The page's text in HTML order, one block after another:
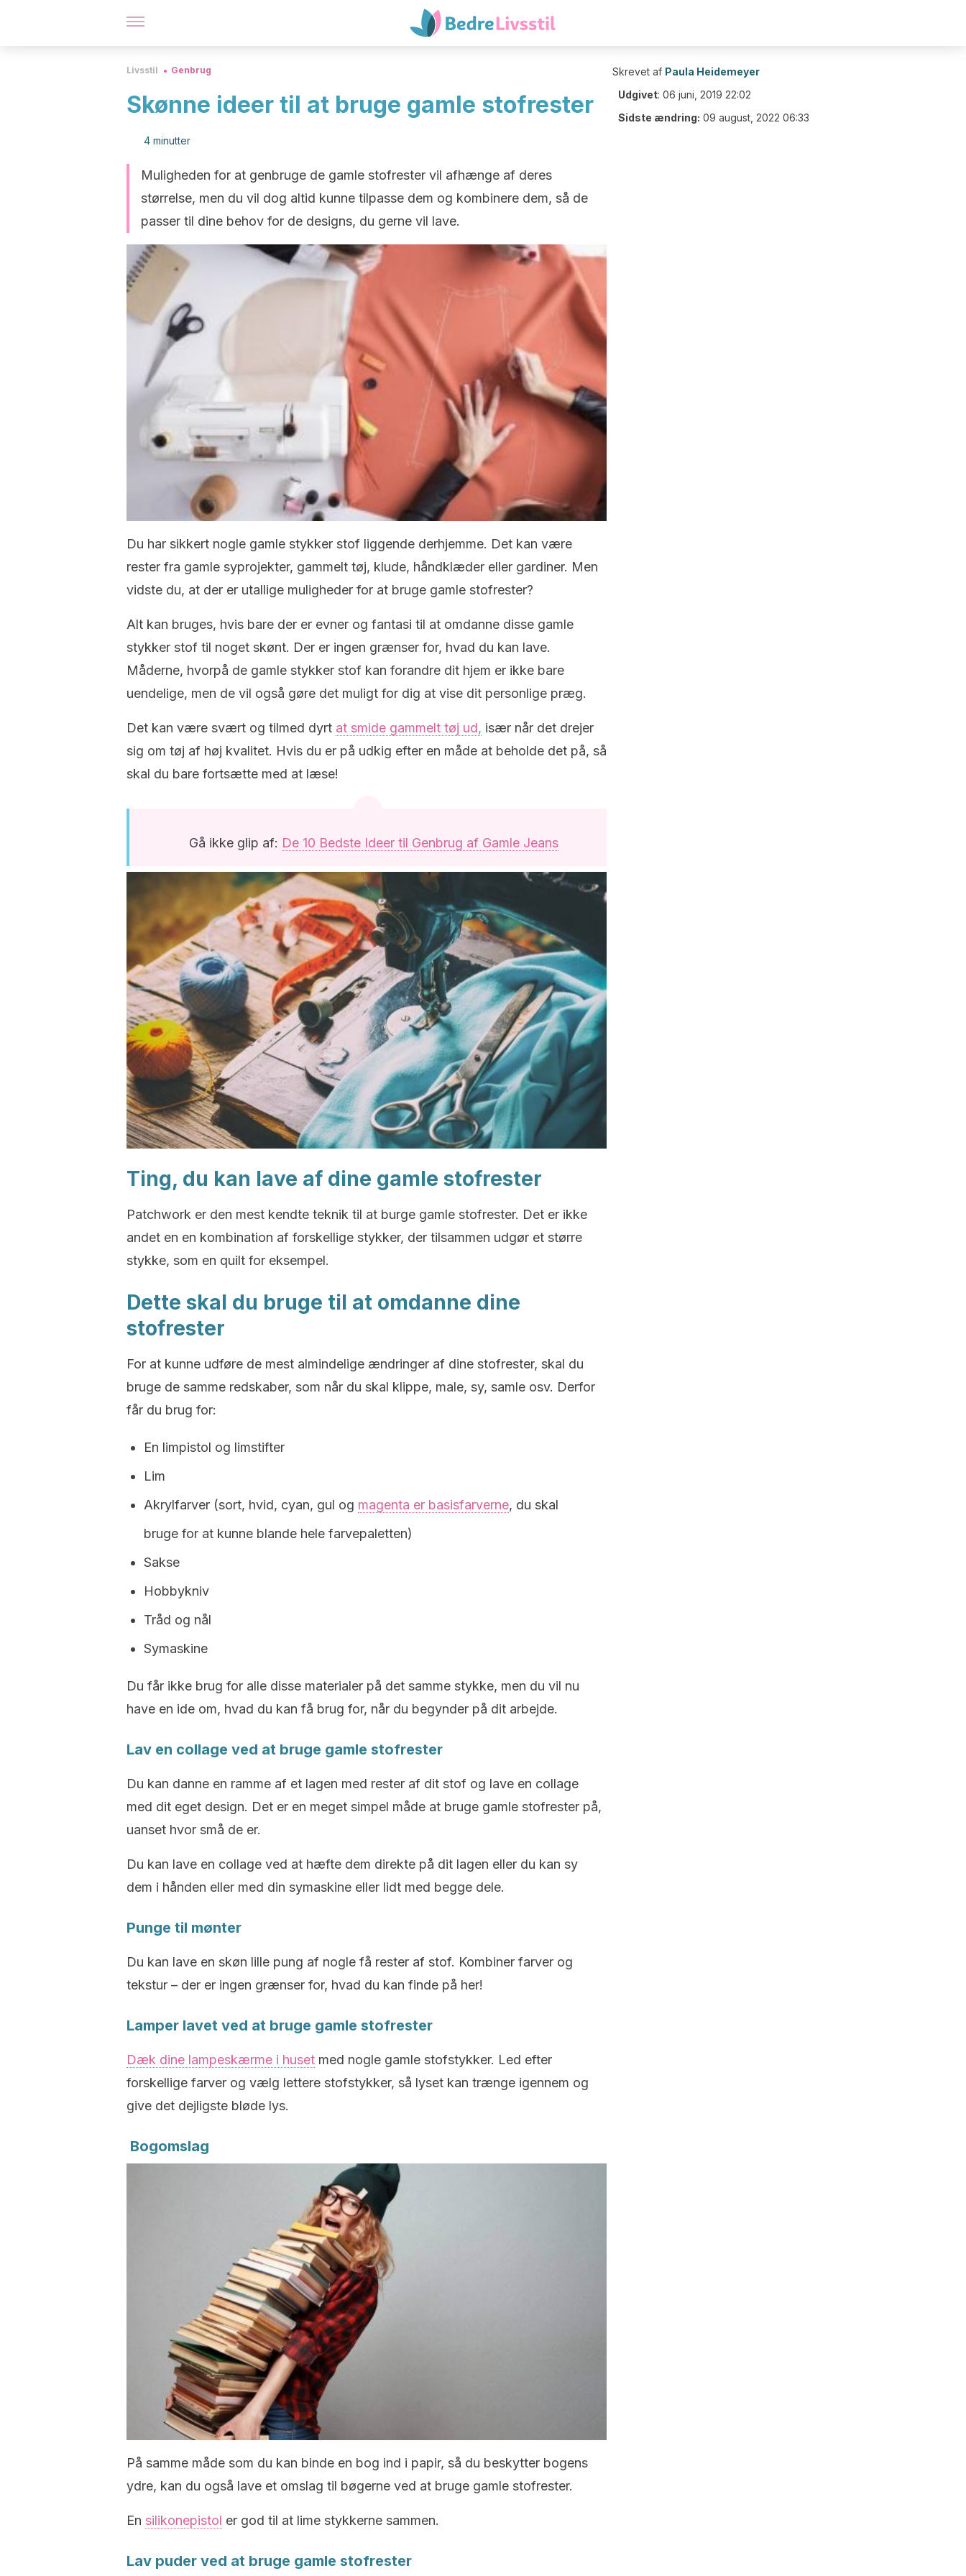
Livsstil Genbrug
Skønne ideer til at bruge gamle stofrester
4 minutter
Muligheden for at genbruge de gamle stofrester vil afhænge af deres
størrelse, men du vil dog altid kunne tilpasse dem og kombinere dem, så de
passer til dine behov for de designs, du gerne vil lave.
Du har sikkert nogle gamle stykker stof liggende derhjemme. Det kan være
rester fra gamle syprojekter, gammelt tøj, klude, håndklæder eller gardiner. Men
vidste du, at der er utallige muligheder for at bruge gamle stofrester?
Alt kan bruges, hvis bare der er evner og fantasi til at omdanne disse gamle
stykker stof til noget skønt. Der er ingen grænser for, hvad du kan lave.
Måderne, hvorpå de gamle stykker stof kan forandre dit hjem er ikke bare
uendelige, men de vil også gøre det muligt for dig at vise dit personlige præg.
Det kan være svært og tilmed dyrt at smide gammelt tøj ud, især når det drejer
sig om tøj af høj kvalitet. Hvis du er på udkig efter en måde at beholde det på, så
skal du bare fortsætte med at læse!
Gå ikke glip af: De 10 Bedste Ideer til Genbrug af Gamle Jeans
Ting, du kan lave af dine gamle stofrester
Patchwork er den mest kendte teknik til at burge gamle stofrester. Det er ikke
andet en en kombination af forskellige stykker, der tilsammen udgør et større
stykke, som en quilt for eksempel.
Dette skal du bruge til at omdanne dine
stofrester
For at kunne udføre de mest almindelige ændringer af dine stofrester, skal du
bruge de samme redskaber, som når du skal klippe, male, sy, samle osv. Derfor
får du brug for:
En limpistol og limstifter
Lim
Akrylfarver (sort, hvid, cyan, gul og magenta er basisfarverne, du skal
bruge for at kunne blande hele farvepaletten)
Sakse
Hobbykniv
Tråd og nål
Symaskine
Du får ikke brug for alle disse materialer på det samme stykke, men du vil nu
have en ide om, hvad du kan få brug for, når du begynder på dit arbejde.
Lav en collage ved at bruge gamle stofrester
Du kan danne en ramme af et lagen med rester af dit stof og lave en collage
med dit eget design. Det er en meget simpel måde at bruge gamle stofrester på,
uanset hvor små de er.
Du kan lave en collage ved at hæfte dem direkte på dit lagen eller du kan sy
dem i hånden eller med din symaskine eller lidt med begge dele.
Punge til mønter
Du kan lave en skøn lille pung af nogle få rester af stof. Kombiner farver og
tekstur – der er ingen grænser for, hvad du kan finde på her!
Lamper lavet ved at bruge gamle stofrester
Dæk dine lampeskærme i huset med nogle gamle stofstykker. Led efter
forskellige farver og vælg lettere stofstykker, så lyset kan trænge igennem og
give det dejligste bløde lys.
Bogomslag
På samme måde som du kan binde en bog ind i papir, så du beskytter bogens
ydre, kan du også lave et omslag til bøgerne ved at bruge gamle stofrester.
En silikonepistol er god til at lime stykkerne sammen.
Lav puder ved at bruge gamle stofrester
Skrevet af Paula Heidemeyer
Udgivet: 06 juni, 2019 22:02
Sidste ændring: 09 august, 2022 06:33